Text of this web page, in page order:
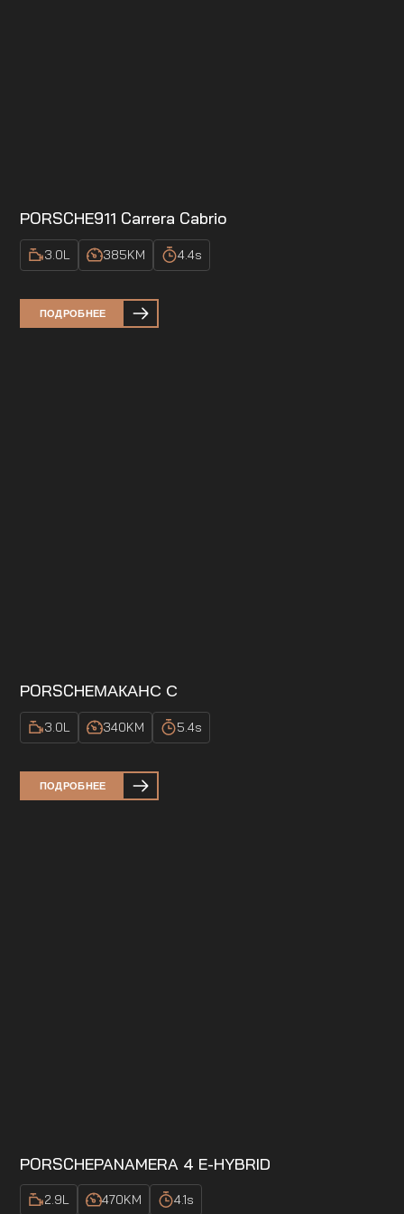
PORSCHE911 Carrera Cabrio
3.0L 385KM 4.4s
ПОДРОБНЕЕ
PORSCHEМАКАНС С
3.0L 340KM 5.4s
ПОДРОБНЕЕ
PORSCHEPANAMERA 4 E-HYBRID
2.9L 470KM 4.1s